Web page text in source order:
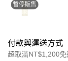
暫停販售
付款與運送方式
超取滿NT$1,200免